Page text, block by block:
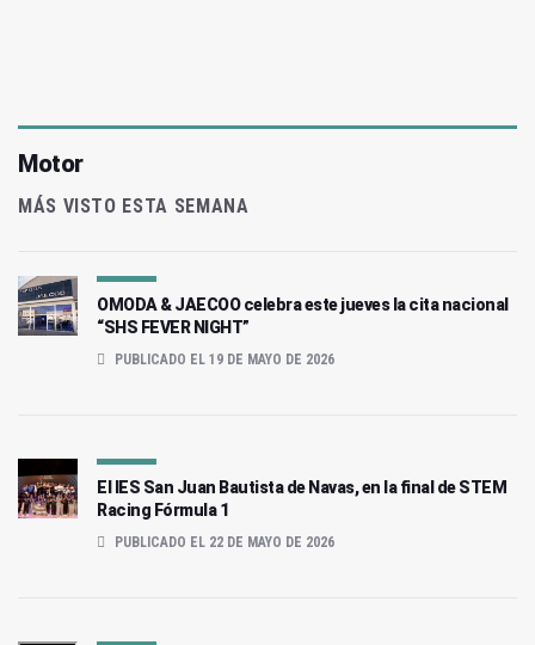
Motor
MÁS VISTO ESTA SEMANA
OMODA & JAECOO celebra este jueves la cita nacional
“SHS FEVER NIGHT”
PUBLICADO EL 19 DE MAYO DE 2026
El IES San Juan Bautista de Navas, en la final de STEM
Racing Fórmula 1
PUBLICADO EL 22 DE MAYO DE 2026